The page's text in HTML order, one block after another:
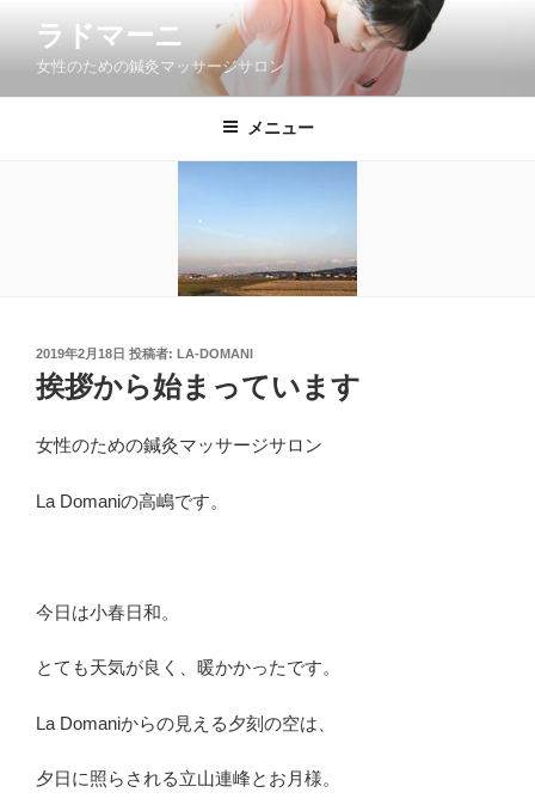
ン
ラドマーニ
女性のための鍼灸マッサージサロン
メニュー
投
稿
日:
2019年2月18日 投稿者: LA-DOMANI
挨拶から始まっています
女性のための鍼灸マッサージサロン
La Domaniの高嶋です。
今日は小春日和。
とても天気が良く、暖かかったです。
La Domaniからの見える夕刻の空は、
夕日に照らされる立山連峰とお月様。